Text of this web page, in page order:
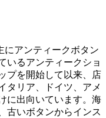
にアンティークボタン
いるアンティークショ
プを開始して以来、店
タリア、ドイツ、アメ
に出向いています。海
古いボタンからインス